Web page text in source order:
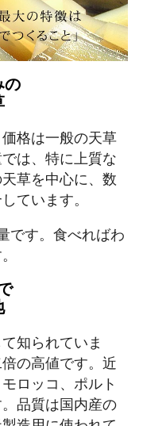
の
格は一般の天草
は、特に上質な
草を中心に、数
ています。
です。食べればわ
知られていま
の高値です。近
ロッコ、ポルト
品質は国内産の